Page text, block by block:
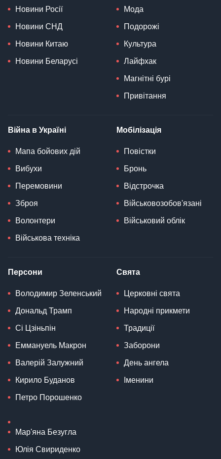
Новини Росії
Новини СНД
Новини Китаю
Новини Беларусі
Мода
Подорожі
Культура
Лайфхак
Магнітні бурі
Привітання
Війна в Україні
Мапа бойових дій
Вибухи
Перемовини
Зброя
Волонтери
Військова техніка
Мобілізація
Повістки
Бронь
Відстрочка
Військовозобов'язані
Військовий облік
Персони
Володимир Зеленський
Дональд Трамп
Сі Цзіньпін
Еммануель Макрон
Валерій Залужний
Кирило Буданов
Петро Порошенко
Мар'яна Безугла
Юлія Свириденко
Свята
Церковні свята
Народні прикмети
Традиції
Заборони
День ангела
Іменини